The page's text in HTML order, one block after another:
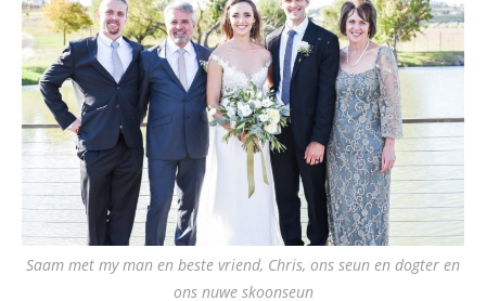
Saam met my man en beste vriend, Chris, ons seun en dogter en
ons nuwe skoonseun